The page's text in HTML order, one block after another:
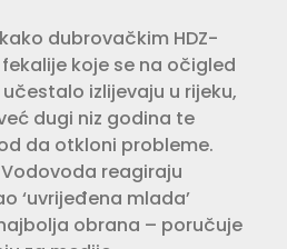
dubrovačkim HDZ-
koje se na očigled
izlijevaju u rijeku,
dugi niz godina te
da otkloni probleme.
reagiraju
‘uvrijeđena mlada’
obrana – poručuje